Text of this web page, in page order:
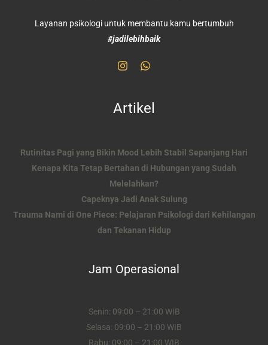
Layanan psikologi untuk membantu kamu bertumbuh
#jadilebihbaik
Artikel
Rutinitas Pagi yang Bikin Mood Lebih Stabil Sepanjang Hari
Kenapa Kita Tetap Bertahan di Hubungan yang Sudah
Melelahkan?
Capeknya Jadi Anak Sulung
Trauma Nami di One Piece: Pelajaran Psikologi dari Kehilangan
dan Tekanan Hidup
Jam Operasional
Senin: 09:00 – 21:00 WIB
Selasa: 09:00 – 21:00 WIB
Rabu: 09:00 – 21:00 WIB